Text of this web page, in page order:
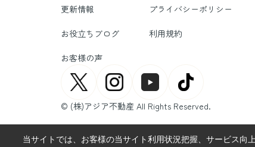
更新情報 プライバシーポリシー
お役立ちブログ 利用規約
お客様の声
© (株)アジア不動産 All Rights Reserved.
当サイトでは、お客様の当サイト利用状況把握、サービス向